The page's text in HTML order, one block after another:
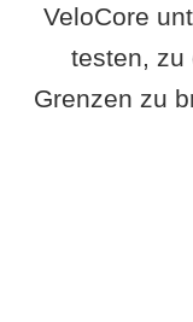
VeloCore
testen, zu
Grenzen zu